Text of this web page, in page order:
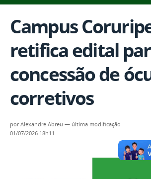
Campus
retifica edital
concessão de
corretivos
porAlexandre Abreu — última modificação
01/07/2026 18h11